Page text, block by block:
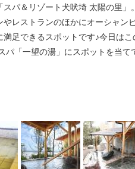
パ＆リゾート犬吠埼 太陽の里」
レストランのほかにオーシャン
足できるスポットです♪今日はこ
パ「一望の湯」にスポットを当て